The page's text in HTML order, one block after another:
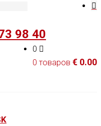
98 40
0
0 товаров € 0.00